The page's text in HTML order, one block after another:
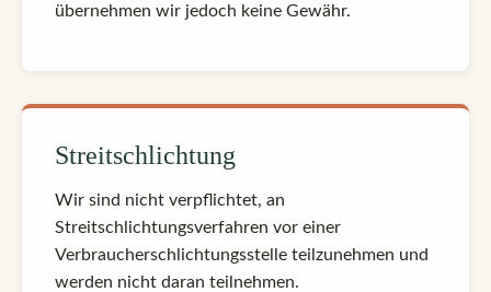
übernehmen wir jedoch keine Gewähr.
Streitschlichtung
Wir sind nicht verpflichtet, an
Streitschlichtungsverfahren vor einer
Verbraucherschlichtungsstelle teilzunehmen und
werden nicht daran teilnehmen.